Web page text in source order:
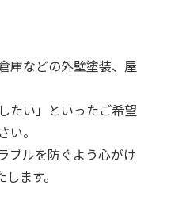
庫などの外壁塗装、屋
たい」といったご希望
。
ブルを防ぐよう心がけ
ます。